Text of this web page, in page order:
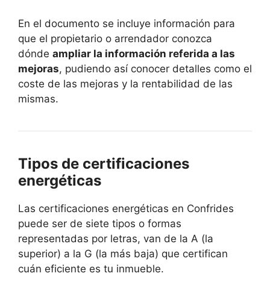
En el documento se incluye información para
que el propietario o arrendador conozca
dónde ampliar la información referida a las
mejoras, pudiendo así conocer detalles como el
coste de las mejoras y la rentabilidad de las
mismas.
Tipos de certificaciones
energéticas
Las certificaciones energéticas en Confrides
puede ser de siete tipos o formas
representadas por letras, van de la A (la
superior) a la G (la más baja) que certifican
cuán eficiente es tu inmueble.